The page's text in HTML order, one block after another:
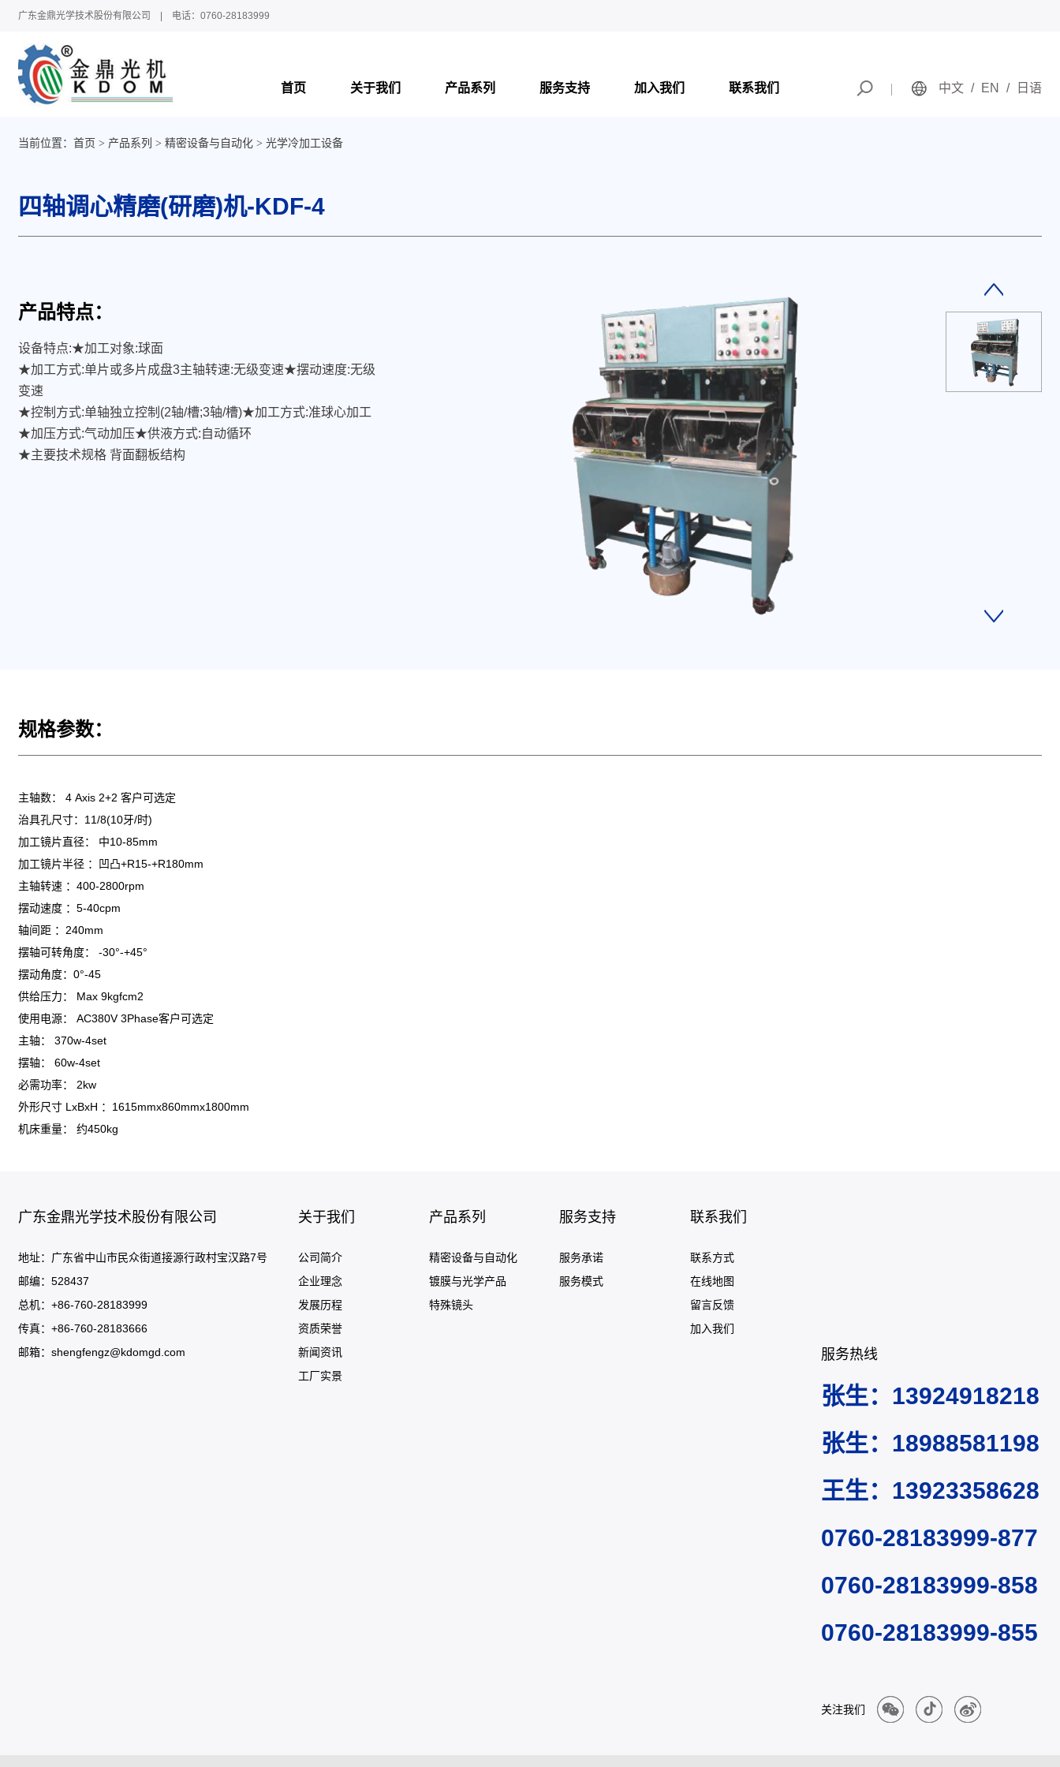
广东金鼎光学技术股份有限公司 | 电话：0760-28183999
首页 关于我们 产品系列 服务支持 加入我们 联系我们 中文 / EN / 日语
当前位置： 首页 产品系列 精密设备与自动化 光学冷加工设备
四轴调心精磨(研磨)机-KDF-4
产品特点：
设备特点:★加工对象:球面
★加工方式:单片或多片成盘3主轴转速:无级变速★摆动速度:无级
变速
★控制方式:单轴独立控制(2轴/槽;3轴/槽)★加工方式:准球心加工
★加压方式:气动加压★供液方式:自动循环
★主要技术规格 背面翻板结构
规格参数：
主轴数： 4 Axis 2+2 客户可选定
治具孔尺寸：11/8(10牙/时)
加工镜片直径： 中10-85mm
加工镜片半径 ：凹凸+R15-+R180mm
主轴转速 ：400-2800rpm
摆动速度 ：5-40cpm
轴间距 ：240mm
摆轴可转角度： -30°-+45°
摆动角度：0°-45
供给压力： Max 9kgfcm2
使用电源： AC380V 3Phase客户可选定
主轴： 370w-4set
摆轴： 60w-4set
必需功率： 2kw
外形尺寸 LxBxH ：1615mmx860mmx1800mm
机床重量： 约450kg
广东金鼎光学技术股份有限公司
地址：广东省中山市民众街道接源行政村宝汉路7号
邮编：528437
总机：+86-760-28183999
传真：+86-760-28183666
邮箱： shengfengz@kdomgd.com
关于我们
公司简介
企业理念
发展历程
资质荣誉
新闻资讯
工厂实景
产品系列
精密设备与自动化
镀膜与光学产品
特殊镜头
服务支持
服务承诺
服务模式
联系我们
联系方式
在线地图
留言反馈
加入我们
服务热线
张生：13924918218
张生：18988581198
王生：13923358628
0760-28183999-877
0760-28183999-858
0760-28183999-855
关注我们